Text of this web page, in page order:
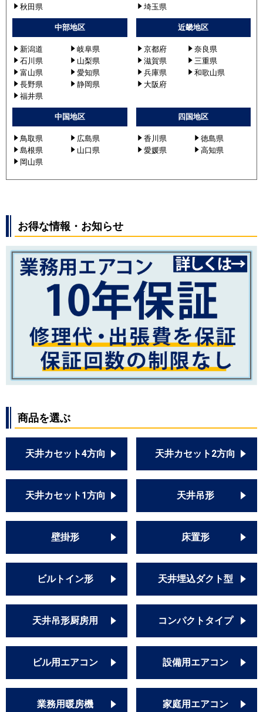
秋田県 埼玉県
中部地区
新潟道
岐阜県
石川県
山梨県
富山県
愛知県
長野県
静岡県
福井県
近畿地区
京都府
奈良県
滋賀県
三重県
兵庫県
和歌山県
大阪府
中国地区
鳥取県
広島県
島根県
山口県
岡山県
四国地区
香川県
徳島県
愛媛県
高知県
お得な情報・お知らせ
商品を選ぶ
天井カセット4方向 天井カセット2方向
天井カセット1方向 天井吊形
壁掛形 床置形
ビルトイン形 天井埋込ダクト型
天井吊形厨房用 コンパクトタイプ
ビル用エアコン 設備用エアコン
業務用暖房機 家庭用エアコン